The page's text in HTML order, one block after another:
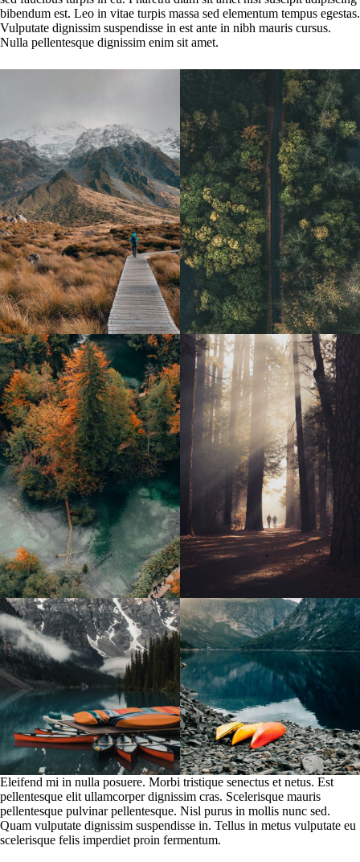
bibendum est. Leo in vitae turpis massa sed elementum tempus egestas.
Vulputate dignissim suspendisse in est ante in nibh mauris cursus.
Nulla pellentesque dignissim enim sit amet.
Eleifend mi in nulla posuere. Morbi tristique senectus et netus. Est
pellentesque elit ullamcorper dignissim cras. Scelerisque mauris
pellentesque pulvinar pellentesque. Nisl purus in mollis nunc sed.
Quam vulputate dignissim suspendisse in. Tellus in metus vulputate eu
scelerisque felis imperdiet proin fermentum.